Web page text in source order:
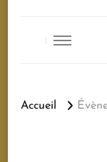
Les
Accueil